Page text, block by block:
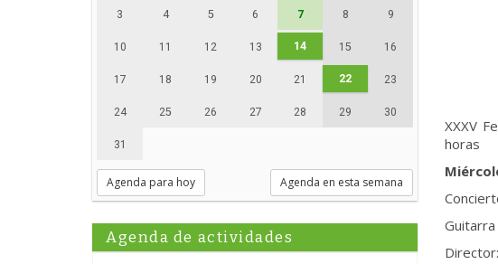
3 4 5 6 7 8 9
10 11 12 13 14 15 16
17 18 19 20 21 22 23
24 25 26 27 28 29 30
31
Agenda para hoy Agenda en esta semana
Agenda de actividades
XXXV
horas